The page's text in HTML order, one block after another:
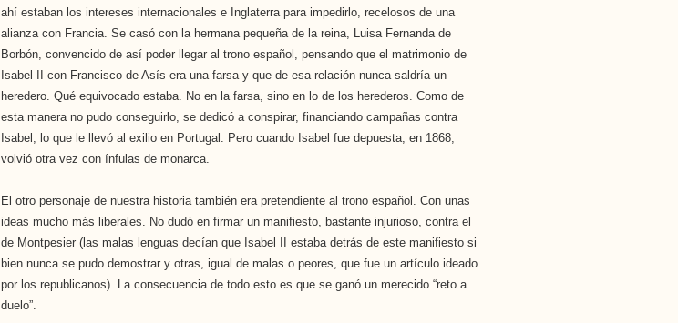
ahí estaban los intereses internacionales e Inglaterra para impedirlo, recelosos de una
alianza con Francia. Se casó con la hermana pequeña de la reina, Luisa Fernanda de
Borbón, convencido de así poder llegar al trono español, pensando que el matrimonio de
Isabel II con Francisco de Asís era una farsa y que de esa relación nunca saldría un
heredero. Qué equivocado estaba. No en la farsa, sino en lo de los herederos. Como de
esta manera no pudo conseguirlo, se dedicó a conspirar, financiando campañas contra
Isabel, lo que le llevó al exilio en Portugal. Pero cuando Isabel fue depuesta, en 1868,
volvió otra vez con ínfulas de monarca.
El otro personaje de nuestra historia también era pretendiente al trono español. Con unas
ideas mucho más liberales. No dudó en firmar un manifiesto, bastante injurioso, contra el
de Montpesier (las malas lenguas decían que Isabel II estaba detrás de este manifiesto si
bien nunca se pudo demostrar y otras, igual de malas o peores, que fue un artículo ideado
por los republicanos). La consecuencia de todo esto es que se ganó un merecido “reto a
duelo”.